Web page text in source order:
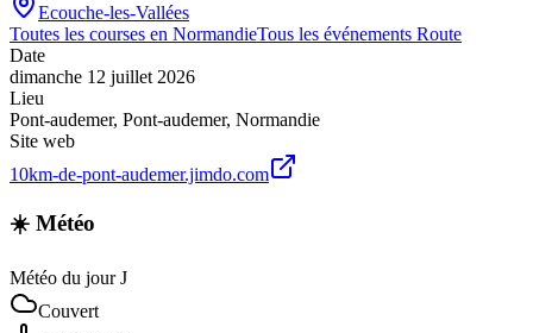
Ecouche-les-Vallées
Toutes les courses en NormandieTous les événements Route
Date
dimanche 12 juillet 2026
Lieu
Pont-audemer, Pont-audemer, Normandie
Site web
10km-de-pont-audemer.jimdo.com
☀️ Météo
Météo du jour J
Couvert